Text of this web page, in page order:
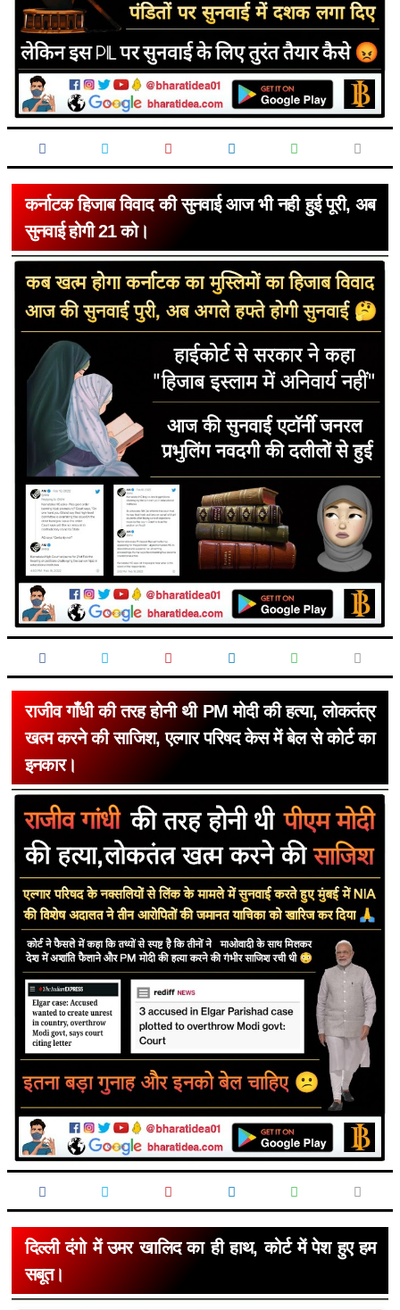
कर्नाटक हिजाब विवाद की सुनवाई आज भी नही हुई पूरी, अब
सुनवाई होगी 21 को।
राजीव गाँधी की तरह होनी थी PM मोदी की हत्या, लोकतंत्र
खत्म करने की साजिश, एल्गार परिषद केस में बेल से कोर्ट का
इनकार।
दिल्ली दंगो में उमर खालिद का ही हाथ, कोर्ट में पेश हुए हम
सबूत।